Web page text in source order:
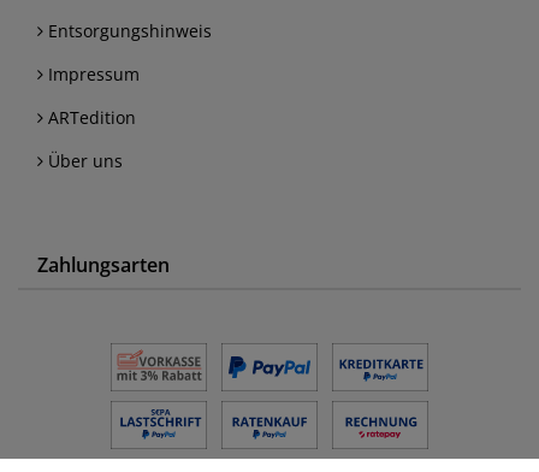
Entsorgungshinweis
Impressum
ARTedition
Über uns
Zahlungsarten